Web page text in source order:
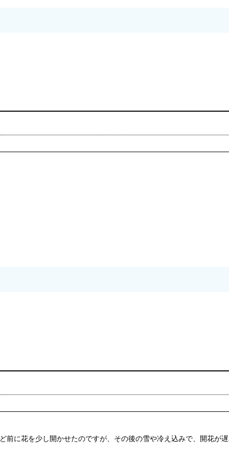
前に花を少し開かせたのですが、その後の雪や冷え込みで、開花